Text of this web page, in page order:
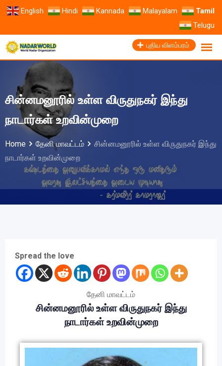
English Hindi Kannada Malayalam
Tamil
Telugu
புதிய விளம்பரம்
சின்னமனூரில் உள்ள விருதுநகர் இந்து
நாடார்கள் உறவின்முறை
Home தேனி மாவட்டம்
சின்னமனூரில் உள்ள விருதுநகர் இந்து
நாடார்கள் உறவின்முறை
Spread the love
தேனி மாவட்டம்
சின்னமனூரில் உள்ள விருதுநகர் இந்து
நாடார்கள் உறவின்முறை